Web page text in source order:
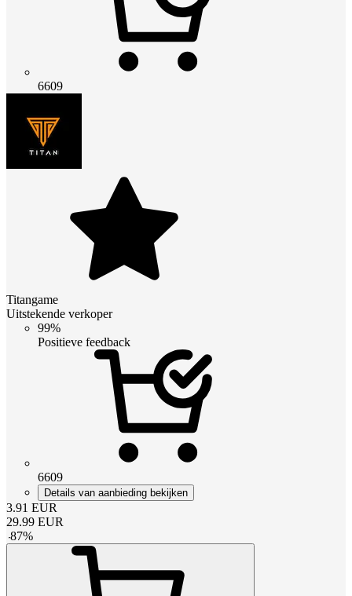
6609
Titangame
Uitstekende verkoper
99%
Positieve feedback
6609
Details van aanbieding bekijken
3.91 EUR
29.99 EUR
-87%